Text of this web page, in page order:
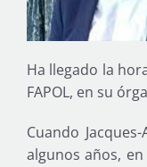
Ha llegado la
FAPOL, en su
Cuando
algunos años,